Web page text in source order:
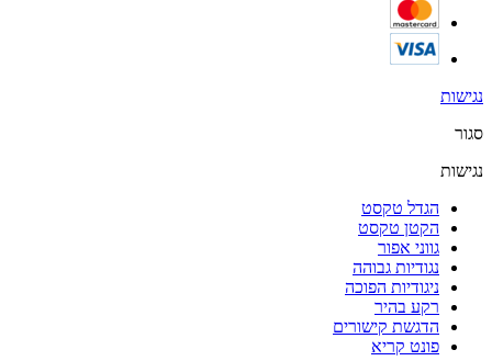
נגישות
סגור
נגישות
הגדל טקסט
הקטן טקסט
גווני אפור
נגודיות גבוהה
ניגודיות הפוכה
רקע בהיר
הדגשת קישורים
פונט קריא